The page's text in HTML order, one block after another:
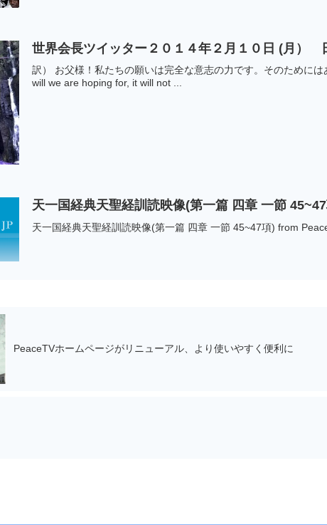
世界会長ツイッター２０１４年２月１０日 (月）
訳） お父様！私たちの願いは完全な意志の力です。そのために
will we are hoping for, it will not ...
天一国経典天聖経訓読映像(第一篇 四章 一節
天一国経典天聖経訓読映像(第一篇 四章 一節 45~47項) from
PeaceTVホームページがリニューアル、より使いやすく便利に